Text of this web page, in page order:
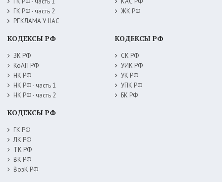
ГК РФ - часть 2
РЕКЛАМА У НАС
ЖК РФ
КОДЕКСЫ РФ
ЗК РФ
КоАП РФ
НК РФ
НК РФ - часть 1
НК РФ - часть 2
КОДЕКСЫ РФ
СК РФ
УИК РФ
УК РФ
УПК РФ
БК РФ
КОДЕКСЫ РФ
ГК РФ
ЛК РФ
ТК РФ
ВК РФ
ВозК РФ